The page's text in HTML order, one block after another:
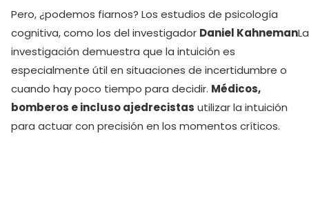
Pero, ¿podemos fiarnos? Los estudios de psicología
cognitiva, como los del investigador Daniel KahnemanLa
investigación demuestra que la intuición es
especialmente útil en situaciones de incertidumbre o
cuando hay poco tiempo para decidir. Médicos,
bomberos e incluso ajedrecistas utilizar la intuición
para actuar con precisión en los momentos críticos.